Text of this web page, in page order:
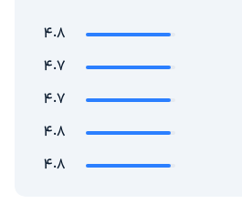
4.8
4.7
4.7
4.8
4.8